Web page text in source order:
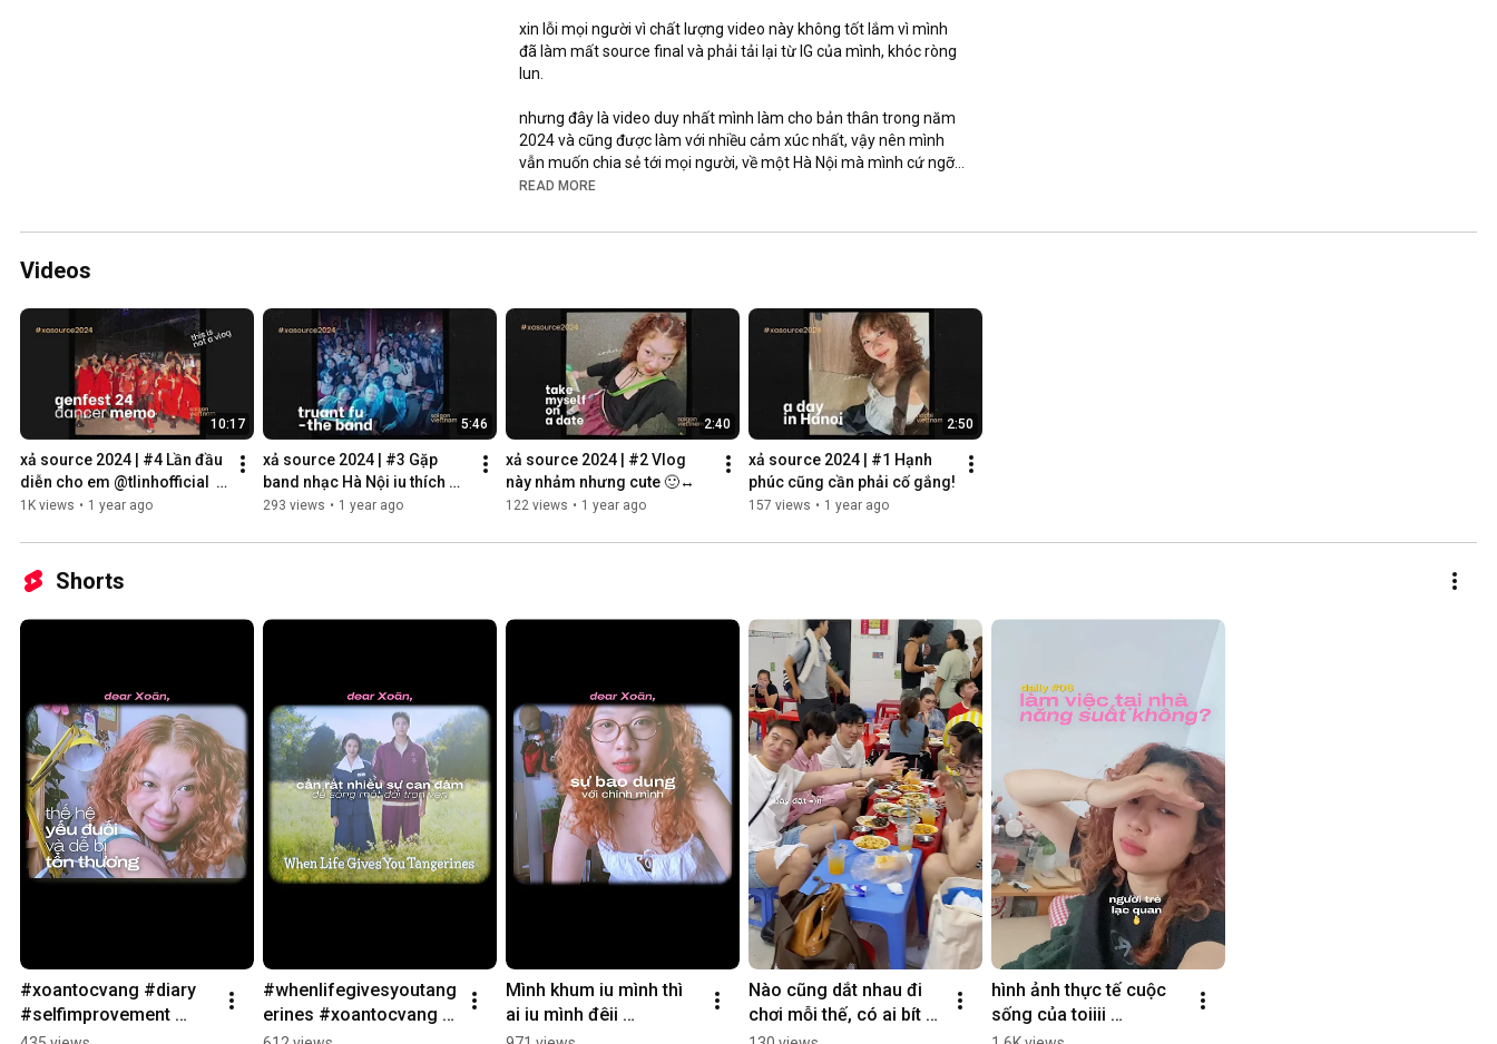
xin lỗi mọi người vì chất lượng video này không tốt lắm vì mình
đã làm mất source final và phải tải lại từ IG của mình, khóc ròng
lun.
nhưng đây là video duy nhất mình làm cho bản thân trong năm
2024 và cũng được làm với nhiều cảm xúc nhất, vậy nên mình
vẫn muốn chia sẻ tới mọi người, về một Hà Nội mà mình cứ ngỡ
là thân thương lắm, mà lại đẹp đến lạ như vậy.
enjoy nhé 🩷
Vĩnh Thọ 🤍
--------------------
✿ more me here
https://www.instagram.com/xoantocvang_/
fb Vương Hoàng Xoăn
-------------------
✿ what I use
bag https://s.shopee.vn/qUcwCPpWz
bottom
https://www.instagram.com/push___push/
https://s.shopee.vn/2qFhKBWXXG
shoes https://s.shopee.vn/5fZshFlf9R
READ MORE
Videos
10:17
xả source 2024 | #4 Lần đầu
diễn cho em @tlinhofficial
🥰
1K views • 1 year ago
5:46
xả source 2024 | #3 Gặp
band nhạc Hà Nội iu thích
nhất tại Sài Gòn và tôi xúc
293 views • 1 year ago
2:40
xả source 2024 | #2 Vlog
này nhảm nhưng cute 🙂‍↔️
122 views • 1 year ago
2:50
xả source 2024 | #1 Hạnh
phúc cũng cần phải cố gắng!
157 views • 1 year ago
Shorts
#xoantocvang #diary
#selfimprovement
#selflove #genz #vlog
#whenlifegivesyoutang
erines #xoantocvang
#diary #kdrama
Mình khum iu mình thì
ai iu mình đêii
#xoantocvang #diary
Nào cũng dắt nhau đi
chơi mỗi thế, có ai bít
chỗ nào khác khum ạ
hình ảnh thực tế cuộc
sống của toiiii
#xoantocvang